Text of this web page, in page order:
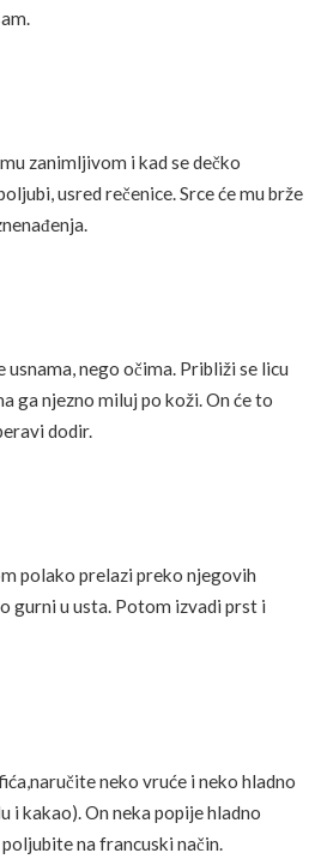
zanimljivom i kad se dečko
usred rečenice. Srce će mu brže
usnama, nego očima. Približi se licu
ga njezno miluj po koži. On će to
dodir.
polako prelazi preko njegovih
gurni u usta. Potom izvadi prst i
neko vruće i neko hladno
i kakao). On neka popije hladno
na francuski način.